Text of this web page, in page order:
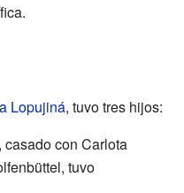
Lopujiná, tuvo tres hijos:
casado con Carlota
tuvo